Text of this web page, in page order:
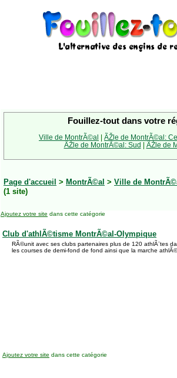
Fouillez-tout dans votre
Ville de MontrÃ©al | ÃŽle de MontrÃ©al:
ÃŽle de MontrÃ©al: Sud | ÃŽle de
Page d'accueil > MontrÃ©al > Ville de
(1 site)
Ajoutez votre site dans cette catégorie
Club d'athlÃ©tisme MontrÃ©al-Olympique
RÃ©unit avec ses clubs partenaires plus de 120 athlÃ¨tes
les courses de demi-fond de fond ainsi que la marche
Ajoutez votre site dans cette catégorie